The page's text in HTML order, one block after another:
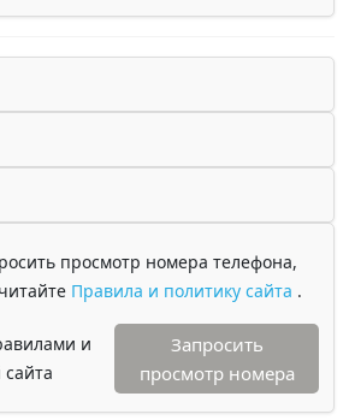
просмотр номера телефона,
Правила и политику сайта .
и
Запросить
просмотр номера